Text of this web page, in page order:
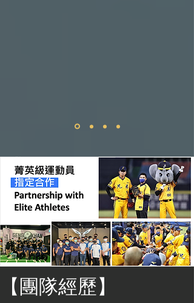
【團隊經歷】